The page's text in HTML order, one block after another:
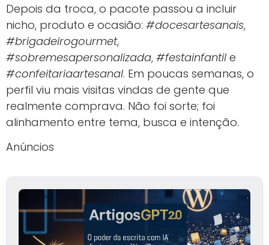
Depois da troca, o pacote passou a incluir
nicho, produto e ocasião: #docesartesanais,
#brigadeirogourmet,
#sobremesapersonalizada, #festainfantil e
#confeitariaartesanal. Em poucas semanas, o
perfil viu mais visitas vindas de gente que
realmente comprava. Não foi sorte; foi
alinhamento entre tema, busca e intenção.
Anúncios